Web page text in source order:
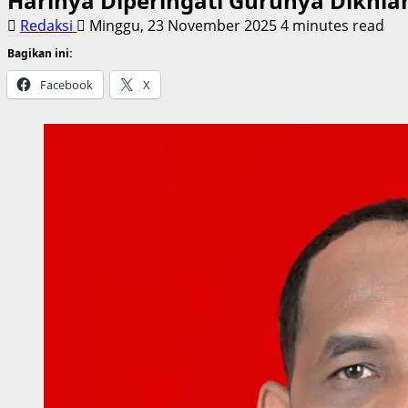
Redaksi Minggu, 23 November 20254 minutes read
Bagikan ini:
Facebook X